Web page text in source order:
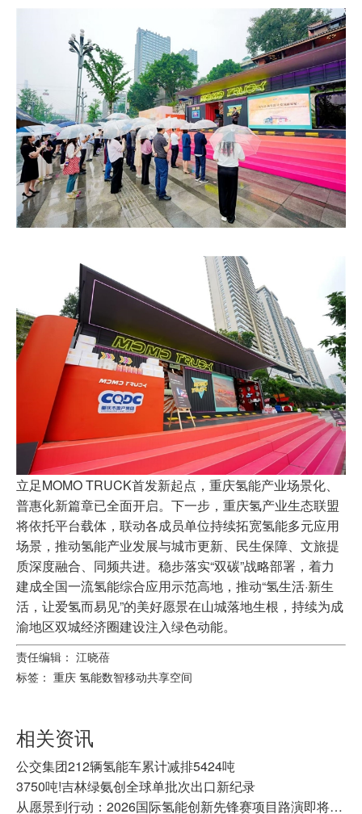
立足MOMO TRUCK首发新起点，重庆氢能产业场景化、
普惠化新篇章已全面开启。下一步，重庆氢产业生态联盟
将依托平台载体，联动各成员单位持续拓宽氢能多元应用
场景，推动氢能产业发展与城市更新、民生保障、文旅提
质深度融合、同频共进。稳步落实“双碳”战略部署，着力
建成全国一流氢能综合应用示范高地，推动“氢生活·新生
活，让爱氢而易见”的美好愿景在山城落地生根，持续为成
渝地区双城经济圈建设注入绿色动能。
责任编辑： 江晓蓓
标签： 重庆 氢能数智移动共享空间
相关资讯
公交集团212辆氢能车累计减排5424吨
3750吨!吉林绿氨创全球单批次出口新纪录
从愿景到行动：2026国际氢能创新先锋赛项目路演即将举行